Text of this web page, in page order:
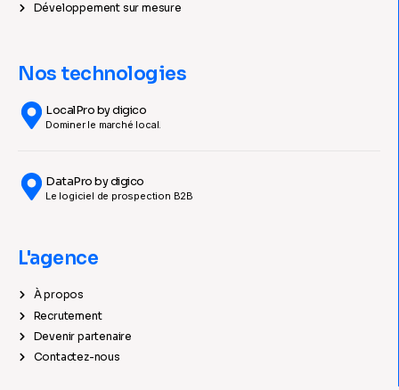
Développement sur mesure
Nos technologies
LocalPro by digico
Dominer le marché local.
DataPro by digico
Le logiciel de prospection B2B
L'agence
À propos
Recrutement
Devenir partenaire
Contactez-nous